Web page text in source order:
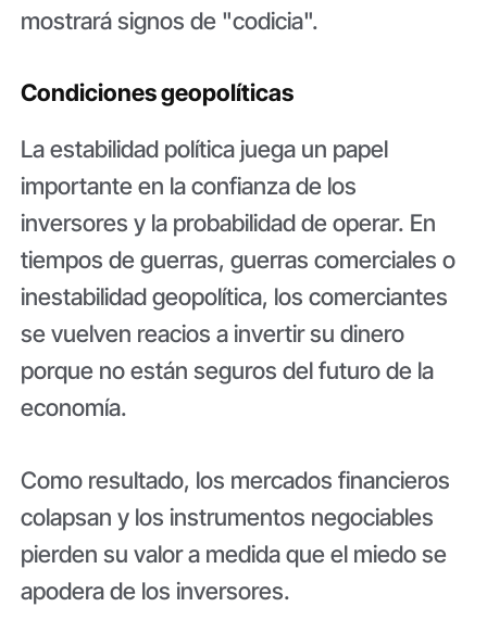
mostrará signos de "codicia".
Condiciones geopolíticas
La estabilidad política juega un papel
importante en la confianza de los
inversores y la probabilidad de operar. En
tiempos de guerras, guerras comerciales o
inestabilidad geopolítica, los comerciantes
se vuelven reacios a invertir su dinero
porque no están seguros del futuro de la
economía.
Como resultado, los mercados financieros
colapsan y los instrumentos negociables
pierden su valor a medida que el miedo se
apodera de los inversores.